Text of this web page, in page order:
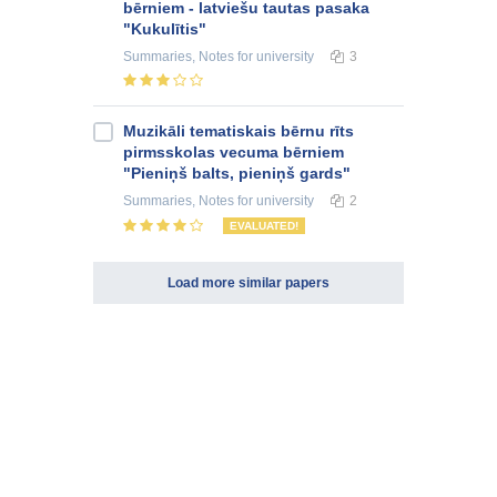
bērniem - latviešu tautas pasaka
"Kukulītis"
Summaries, Notes for university 3
Muzikāli tematiskais bērnu rīts
pirmsskolas vecuma bērniem
"Pieniņš balts, pieniņš gards"
Summaries, Notes for university 2
EVALUATED!
Load more similar papers